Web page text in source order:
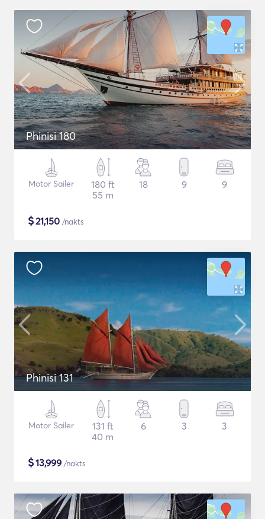
Phinisi 180
Motor Sailer
180 ft
55 m
18 9 9
$21,150 /nakts
Phinisi 131
Motor Sailer
131 ft
40 m
6 3 3
$13,999 /nakts